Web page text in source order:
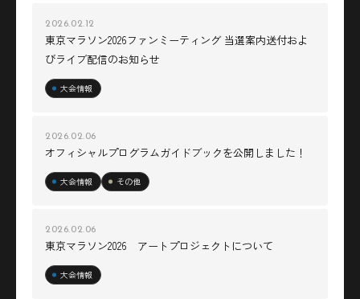
2026.02.12
東京マラソン2026ファンミーティング 当選案内送付およ
びライブ配信のお知らせ
大会情報
2026.02.06
オフィシャルプログラムガイドブックを公開しました！
大会情報 その他
2026.02.06
東京マラソン2026 アートプロジェクトについて
大会情報